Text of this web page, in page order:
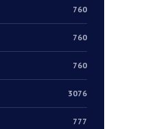
760
760
760
3076
777